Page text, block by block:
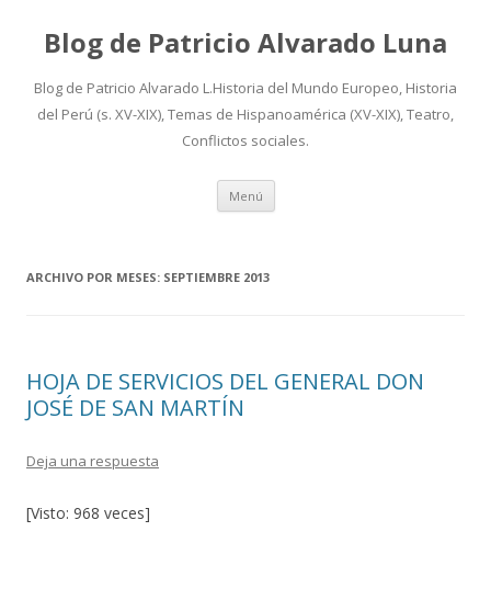
Blog de Patricio Alvarado Luna
Blog de Patricio Alvarado L.Historia del Mundo Europeo, Historia
del Perú (s. XV-XIX), Temas de Hispanoamérica (XV-XIX), Teatro,
Conflictos sociales.
Menú Ir
contenido
ARCHIVO POR MESES: SEPTIEMBRE 2013
HOJA DE SERVICIOS DEL GENERAL DON
JOSÉ DE SAN MARTÍN
Deja una respuesta
[Visto: 968 veces]